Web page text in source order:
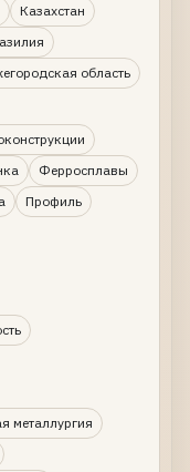
Казахстан
область
Ферросплавы
Профиль
металлургия